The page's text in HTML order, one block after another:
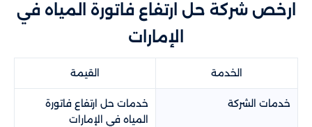
ارخص شركة حل ارتفاع فاتورة المياه في
الإمارات
الخدمة القيمة
خدمات الشركة
خدمات حل ارتفاع فاتورة
المياه في الإمارات